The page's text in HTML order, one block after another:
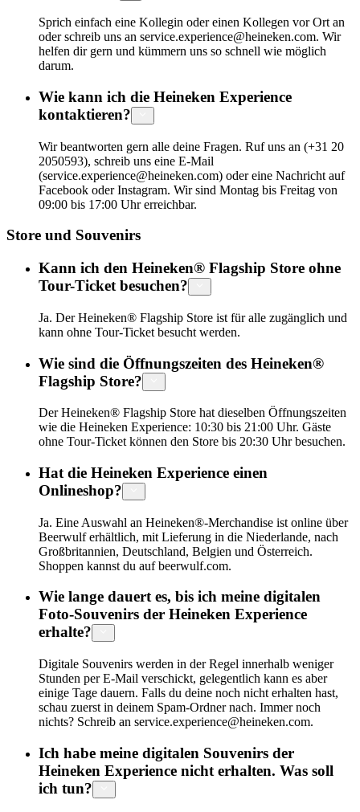
Sprich einfach eine Kollegin oder einen Kollegen vor Ort an
oder schreib uns an service.experience@heineken.com. Wir
helfen dir gern und kümmern uns so schnell wie möglich
darum.
Wie kann ich die Heineken Experience
kontaktieren?
Wir beantworten gern alle deine Fragen. Ruf uns an (+31 20
2050593), schreib uns eine E-Mail
(service.experience@heineken.com) oder eine Nachricht auf
Facebook oder Instagram. Wir sind Montag bis Freitag von
09:00 bis 17:00 Uhr erreichbar.
Store und Souvenirs
Kann ich den Heineken® Flagship Store ohne
Tour-Ticket besuchen?
Ja. Der Heineken® Flagship Store ist für alle zugänglich und
kann ohne Tour-Ticket besucht werden.
Wie sind die Öffnungszeiten des Heineken®
Flagship Store?
Der Heineken® Flagship Store hat dieselben Öffnungszeiten
wie die Heineken Experience: 10:30 bis 21:00 Uhr. Gäste
ohne Tour-Ticket können den Store bis 20:30 Uhr besuchen.
Hat die Heineken Experience einen
Onlineshop?
Ja. Eine Auswahl an Heineken®-Merchandise ist online über
Beerwulf erhältlich, mit Lieferung in die Niederlande, nach
Großbritannien, Deutschland, Belgien und Österreich.
Shoppen kannst du auf beerwulf.com.
Wie lange dauert es, bis ich meine digitalen
Foto-Souvenirs der Heineken Experience
erhalte?
Digitale Souvenirs werden in der Regel innerhalb weniger
Stunden per E-Mail verschickt, gelegentlich kann es aber
einige Tage dauern. Falls du deine noch nicht erhalten hast,
schau zuerst in deinem Spam-Ordner nach. Immer noch
nichts? Schreib an service.experience@heineken.com.
Ich habe meine digitalen Souvenirs der
Heineken Experience nicht erhalten. Was soll
ich tun?